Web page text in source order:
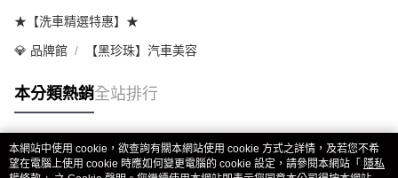
★【洗車精選特惠】★
💎 品牌館 【黑珍珠】汽車美容
本分類熱銷全站排行
熱門標籤
本網站中使用 cookie，欲查詢有關本網站使用 cookie 方式之詳情，及若您不希
望在電腦上使用 cookie 時應如何變更電腦的 cookie 設定，請參閱本網站「 隱私